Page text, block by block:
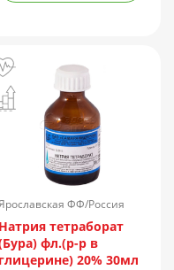
ФФ/Россия
Натрия тетраборат
фл.(р-р в
глицерине) 20% 30мл